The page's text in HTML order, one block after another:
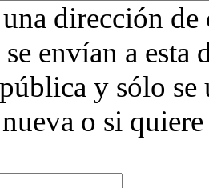
dirección
se envían a
y sólo
o si